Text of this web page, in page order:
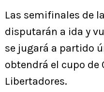
Las semifinales de
disputarán a ida y
se jugará a partido
obtendrá el cupo de
Libertadores.